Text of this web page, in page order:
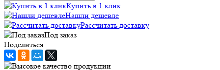
Купить в 1 клик
Нашли дешевле
Рассчитать доставку
Под заказ
Поделиться